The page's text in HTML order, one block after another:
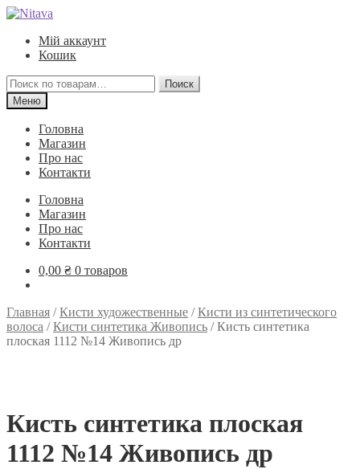
Перейти
навигации
Перейти
содержимому
Мій аккаунт
Кошик
Искать:
Поиск
Меню
Головна
Магазин
Про нас
Контакти
Головна
Магазин
Про нас
Контакти
0,00 ₴ 0 товаров
Главная /Кисти художественные /Кисти из синтетического
волоса /Кисти синтетика Живопись /Кисть синтетика
плоская 1112 №14 Живопись др
Кисть синтетика плоская
1112 №14 Живопись др